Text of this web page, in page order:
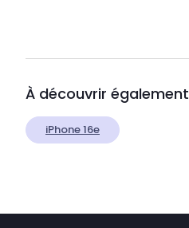
À découvrir également
iPhone 16e